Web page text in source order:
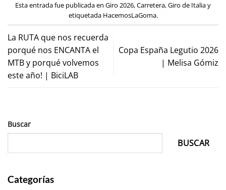
Esta entrada fue publicada en Giro 2026,Carretera,Giro de Italiay
etiquetada HacemosLaGoma.
La RUTA que nos recuerda
porqué nos ENCANTA el
MTB y porqué volvemos
este año! | BiciLAB
Copa España Legutio 2026
| Melisa Gómiz
Buscar
BUSCAR
Categorías